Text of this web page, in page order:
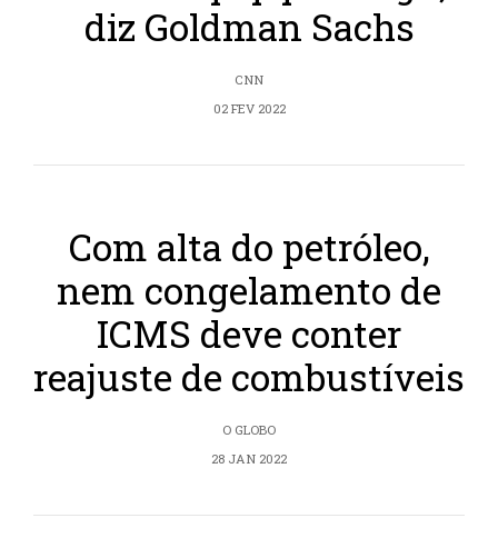
diz Goldman Sachs
CNN
02 FEV 2022
Com alta do petróleo,
nem congelamento de
ICMS deve conter
reajuste de combustíveis
O GLOBO
28 JAN 2022